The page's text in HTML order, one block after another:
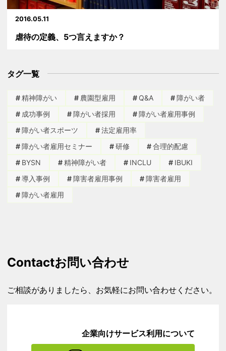
2016.05.11
虐待の定義、5つ言えますか？
タグ一覧
精神障がい 農園型雇用 Q&A
障がい者
成功事例
障がい者採用
障がい者雇用事例
障がい者スポーツ
法定雇用率
障がい者雇用セミナー
研修
合理的配慮
BYSN
精神障がい者 INCLU
IBUKI
導入事例
障害者雇用事例
障害者雇用
障がい者雇用
Contactお問い合わせ
ご相談がありましたら、お気軽にお問い合わせください。
企業向けサービス利用について